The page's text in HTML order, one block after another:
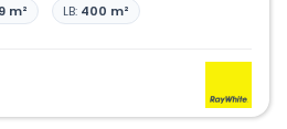
m² LB: 400 m²